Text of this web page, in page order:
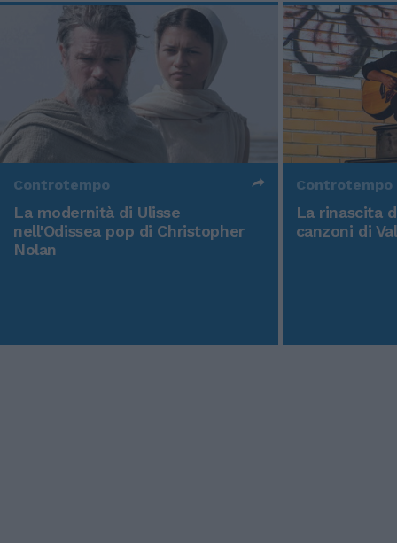
Controtempo
La modernità di Ulisse
nell'Odissea pop di Christopher
Nolan
Controtempo
La rinascita
canzoni di